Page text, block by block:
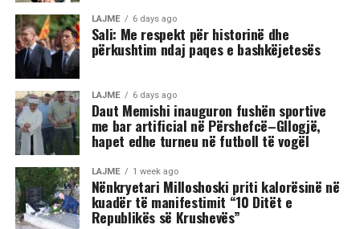
LAJME 6 days ago
Sali: Me respekt për historinë dhe
përkushtim ndaj paqes e bashkëjetesës
LAJME 6 days ago
Daut Memishi inauguron fushën sportive
me bar artificial në Përshefcë–Gllogjë,
hapet edhe turneu në futboll të vogël
LAJME 1 week ago
Nënkryetari Milloshoski priti kalorësinë në
kuadër të manifestimit “10 Ditët e
Republikës së Krushevës”